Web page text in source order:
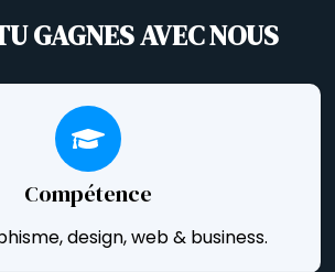
GAGNES AVEC NOUS
Compétence
design, web & business.